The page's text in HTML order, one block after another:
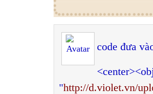
code đưa
"http://d.violet.vn/